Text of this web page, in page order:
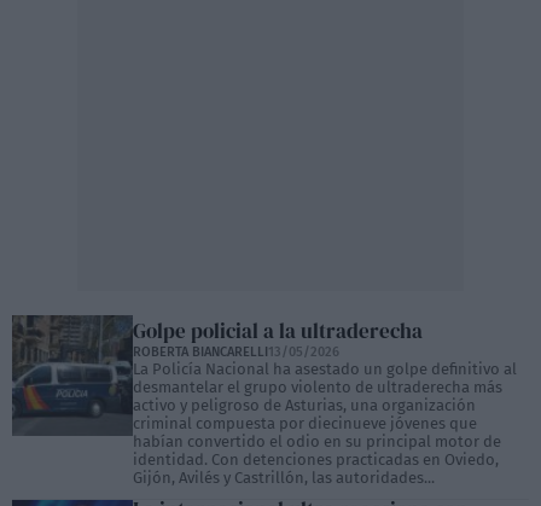
Golpe policial a la ultraderecha
ROBERTA BIANCARELLI13/05/2026
La Policía Nacional ha asestado un golpe definitivo al
desmantelar el grupo violento de ultraderecha más
activo y peligroso de Asturias, una organización
criminal compuesta por diecinueve jóvenes que
habían convertido el odio en su principal motor de
identidad. Con detenciones practicadas en Oviedo,
Gijón, Avilés y Castrillón, las autoridades...